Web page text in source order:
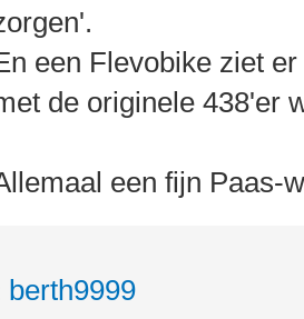
een Flevobike ziet
de originele 438'er
een fijn Paas-
berth9999